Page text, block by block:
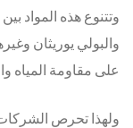
وتتنوع هذه المواد
والبولي يوريثان
على مقاومة المياه
ولهذا تحرص